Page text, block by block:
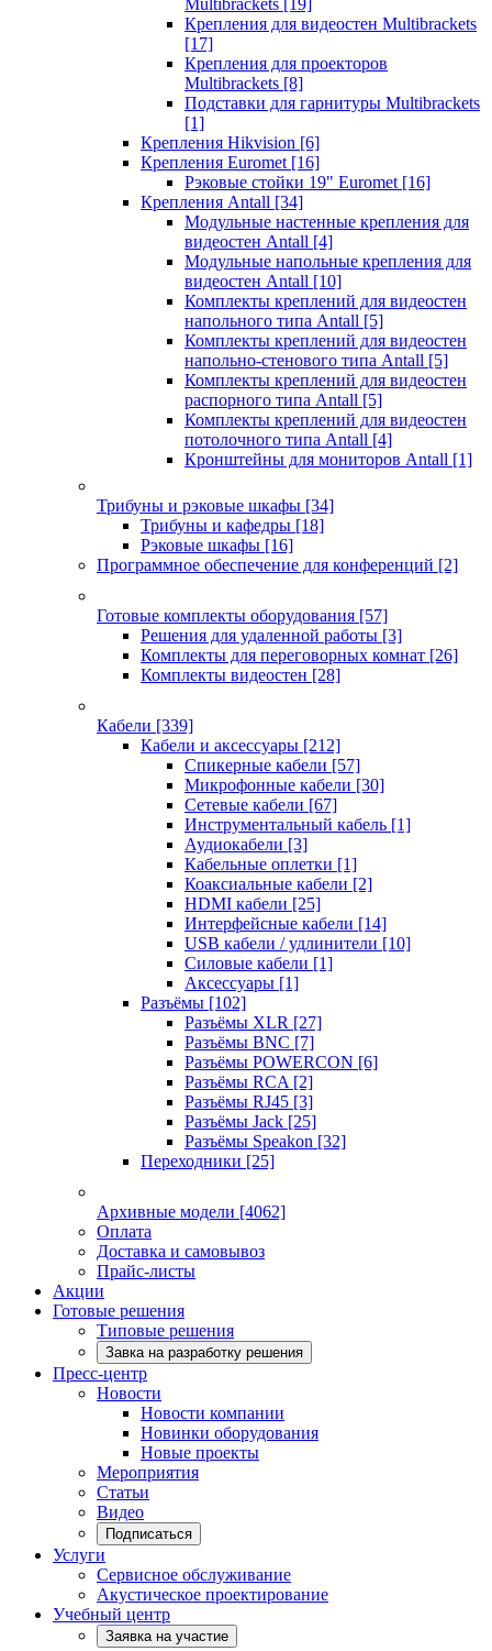
Multibrackets [19]
Крепления для видеостен Multibrackets
[17]
Крепления для проекторов
Multibrackets [8]
Подставки для гарнитуры Multibrackets
[1]
Крепления Hikvision [6]
Крепления Euromet [16]
Рэковые стойки 19" Euromet [16]
Крепления Antall [34]
Модульные настенные крепления для
видеостен Antall [4]
Модульные напольные крепления для
видеостен Antall [10]
Комплекты креплений для видеостен
напольного типа Antall [5]
Комплекты креплений для видеостен
напольно-стенового типа Antall [5]
Комплекты креплений для видеостен
распорного типа Antall [5]
Комплекты креплений для видеостен
потолочного типа Antall [4]
Кронштейны для мониторов Antall [1]
Трибуны и рэковые шкафы [34]
Трибуны и кафедры [18]
Рэковые шкафы [16]
Программное обеспечение для конференций [2]
Готовые комплекты оборудования [57]
Решения для удаленной работы [3]
Комплекты для переговорных комнат [26]
Комплекты видеостен [28]
Кабели [339]
Кабели и аксессуары [212]
Спикерные кабели [57]
Микрофонные кабели [30]
Сетевые кабели [67]
Инструментальный кабель [1]
Аудиокабели [3]
Кабельные оплетки [1]
Коаксиальные кабели [2]
HDMI кабели [25]
Интерфейсные кабели [14]
USB кабели / удлинители [10]
Силовые кабели [1]
Аксессуары [1]
Разъёмы [102]
Разъёмы XLR [27]
Разъёмы BNC [7]
Разъёмы POWERCON [6]
Разъёмы RCA [2]
Разъёмы RJ45 [3]
Разъёмы Jack [25]
Разъёмы Speakon [32]
Переходники [25]
Архивные модели [4062]
Оплата
Доставка и самовывоз
Прайс-листы
Акции
Готовые решения
Типовые решения
Завка на разработку решения
Пресс-центр
Новости
Новости компании
Новинки оборудования
Новые проекты
Мероприятия
Статьи
Видео
Подписаться
Услуги
Сервисное обслуживание
Акустическое проектирование
Учебный центр
Заявка на участие